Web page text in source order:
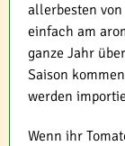
allerbesten
einfach am
ganze Jahr
Saison
werden
Wenn ihr